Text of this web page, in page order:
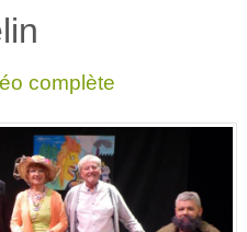
complète